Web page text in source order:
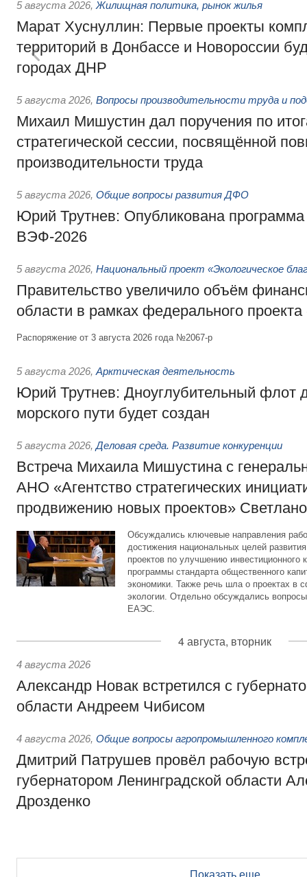
5 августа 2026, Жилищная политика, рынок жилья
Марат Хуснуллин: Первые проекты
территорий в Донбассе и Новороссии
городах ДНР
5 августа 2026, Вопросы производительности труда и
Михаил Мишустин дал поручения по
стратегической сессии, посвящённой
производительности труда
5 августа 2026, Общие вопросы развития ДФО
Юрий Трутнев: Опубликована
ВЭФ-2026
5 августа 2026, Национальный проект «Экологическое
Правительство увеличило объём
области в рамках федерального
Распоряжение от 3 августа 2026 года №2067-р
5 августа 2026, Арктическая деятельность
Юрий Трутнев: Дноуглубительный флот
морского пути будет создан
5 августа 2026, Деловая среда. Развитие конкуренции
Встреча Михаила Мишустина с
АНО «Агентство стратегических
продвижению новых проектов»
Обсуждались ключевые направления
достижения национальных целей
проектов по улучшению инвестиционного
программы стандарта общественного
экономики. Также речь шла о проектах в
экологии. Отдельно обсуждались
ЕАЭС.
4 августа, вторник
4 августа 2026
Александр Новак встретился с
области Андреем Чибисом
4 августа 2026, Общие вопросы агропромышленного
Дмитрий Патрушев провёл рабочую
губернатором Ленинградской области
Дрозденко